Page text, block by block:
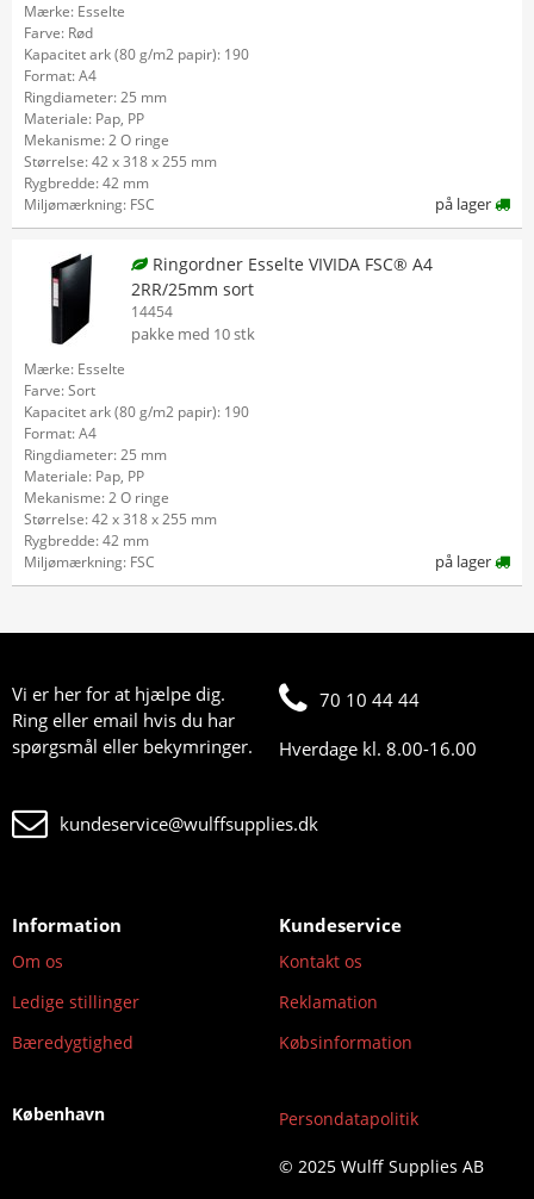
Mærke: Esselte
Farve: Rød
Kapacitet ark (80 g/m2 papir): 190
Format: A4
Ringdiameter: 25 mm
Materiale: Pap, PP
Mekanisme: 2 O ringe
Størrelse: 42 x 318 x 255 mm
Rygbredde: 42 mm
Miljømærkning: FSC
på lager
Ringordner Esselte VIVIDA FSC® A4
2RR/25mm sort
14454
pakke med 10 stk
Mærke: Esselte
Farve: Sort
Kapacitet ark (80 g/m2 papir): 190
Format: A4
Ringdiameter: 25 mm
Materiale: Pap, PP
Mekanisme: 2 O ringe
Størrelse: 42 x 318 x 255 mm
Rygbredde: 42 mm
Miljømærkning: FSC
på lager
Vi er her for at hjælpe dig.
Ring eller email hvis du har
spørgsmål eller bekymringer.
70 10 44 44
Hverdage kl. 8.00-16.00
kundeservice@wulffsupplies.dk
Information
Om os
Ledige stillinger
Bæredygtighed
Kundeservice
Kontakt os
Reklamation
Købsinformation
København Persondatapolitik
© 2025 Wulff Supplies AB